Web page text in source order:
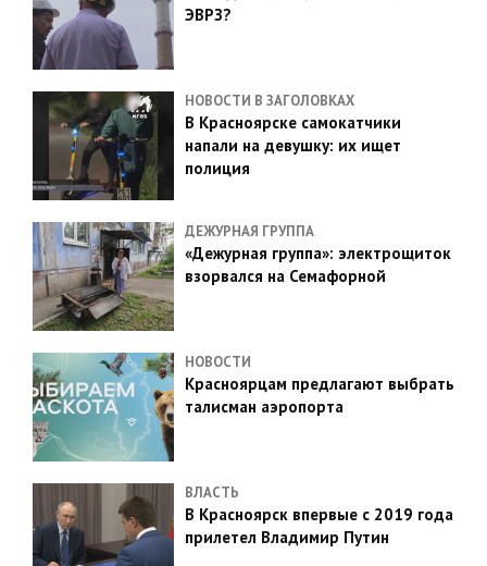
ЭВРЗ?
НОВОСТИ В ЗАГОЛОВКАХ
В Красноярске самокатчики
напали на девушку: их ищет
полиция
ДЕЖУРНАЯ ГРУППА
«Дежурная группа»: электрощиток
взорвался на Семафорной
НОВОСТИ
Красноярцам предлагают выбрать
талисман аэропорта
ВЛАСТЬ
В Красноярск впервые с 2019 года
прилетел Владимир Путин